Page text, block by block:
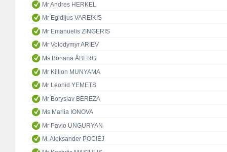
Mr Andres HERKEL
Mr Egidijus VAREIKIS
Mr Emanuelis ZINGERIS
Mr Volodymyr ARIEV
Ms Boriana ÅBERG
Mr Killion MUNYAMA
Mr Leonid YEMETS
Mr Boryslav BEREZA
Ms Mariia IONOVA
Mr Pavlo UNGURYAN
M. Aleksander POCIEJ